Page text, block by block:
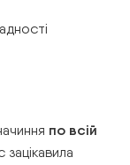
по всій